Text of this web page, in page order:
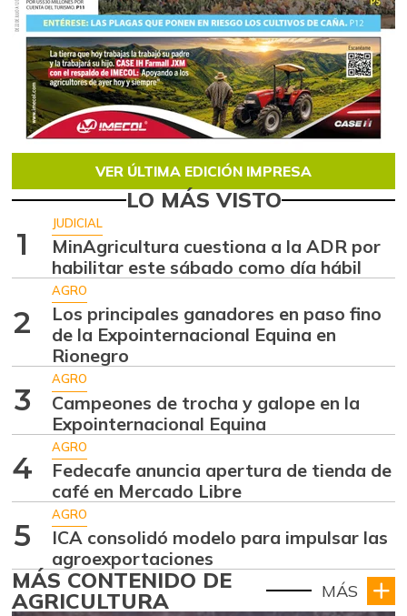
VER ÚLTIMA EDICIÓN IMPRESA
LO MÁS VISTO
1
JUDICIAL
MinAgricultura cuestiona a la ADR por
habilitar este sábado como día hábil
2
AGRO
Los principales ganadores en paso fino
de la Expointernacional Equina en
Rionegro
3
AGRO
Campeones de trocha y galope en la
Expointernacional Equina
4
AGRO
Fedecafe anuncia apertura de tienda de
café en Mercado Libre
5
AGRO
ICA consolidó modelo para impulsar las
agroexportaciones
MÁS CONTENIDO DE
AGRICULTURA MÁS